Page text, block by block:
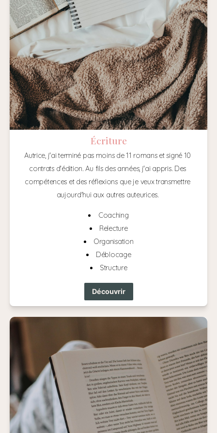
Écriture
Autrice, j'ai terminé pas moins de 11 romans et signé 10
contrats d'édition. Au fils des années, j'ai appris. Des
compétences et des réflexions que je veux transmettre
aujourd'hui aux autres auteurices.
Coaching
Relecture
Organisation
Déblocage
Structure
Découvrir